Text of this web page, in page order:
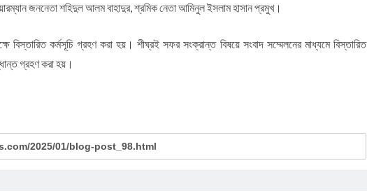
জননেতা শহিদুল আলম বাহাদুর, শ্রমিক নেতা আমিনুল ইসলাম হাসান প্রমুখ।
বিস্তারিত কর্মসূচি গ্রহণ করা হয়। শীঘ্রই সফর সংক্রান্ত বিষয়ে সংবাদ সম্মেলনের মাধ্যমে বিস্তারিত
গ্রহণ করা হয়।